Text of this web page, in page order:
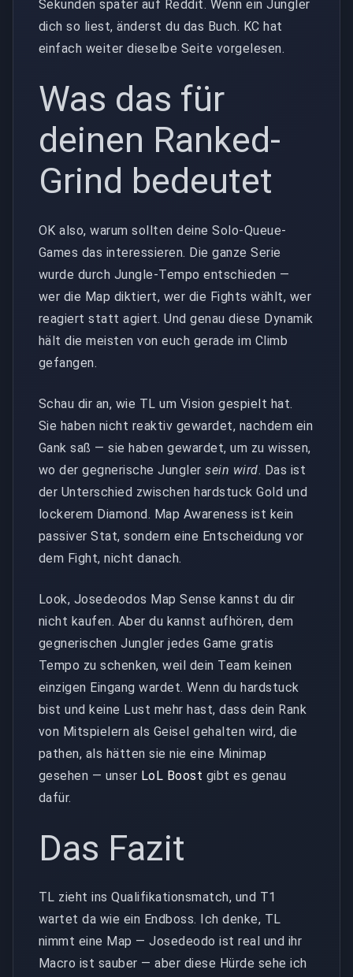
Sekunden später auf Reddit. Wenn ein Jungler
dich so liest, änderst du das Buch. KC hat
einfach weiter dieselbe Seite vorgelesen.
Was das für
deinen Ranked-
Grind bedeutet
OK also, warum sollten deine Solo-Queue-
Games das interessieren. Die ganze Serie
wurde durch Jungle-Tempo entschieden —
wer die Map diktiert, wer die Fights wählt, wer
reagiert statt agiert. Und genau diese Dynamik
hält die meisten von euch gerade im Climb
gefangen.
Schau dir an, wie TL um Vision gespielt hat.
Sie haben nicht reaktiv gewardet, nachdem ein
Gank saß — sie haben gewardet, um zu wissen,
wo der gegnerische Junglersein wird. Das ist
der Unterschied zwischen hardstuck Gold und
lockerem Diamond. Map Awareness ist kein
passiver Stat, sondern eine Entscheidung vor
dem Fight, nicht danach.
Look, Josedeodos Map Sense kannst du dir
nicht kaufen. Aber du kannst aufhören, dem
gegnerischen Jungler jedes Game gratis
Tempo zu schenken, weil dein Team keinen
einzigen Eingang wardet. Wenn du hardstuck
bist und keine Lust mehr hast, dass dein Rank
von Mitspielern als Geisel gehalten wird, die
pathen, als hätten sie nie eine Minimap
gesehen — unser LoL Boost gibt es genau
dafür.
Das Fazit
TL zieht ins Qualifikationsmatch, und T1
wartet da wie ein Endboss. Ich denke, TL
nimmt eine Map — Josedeodo ist real und ihr
Macro ist sauber — aber diese Hürde sehe ich